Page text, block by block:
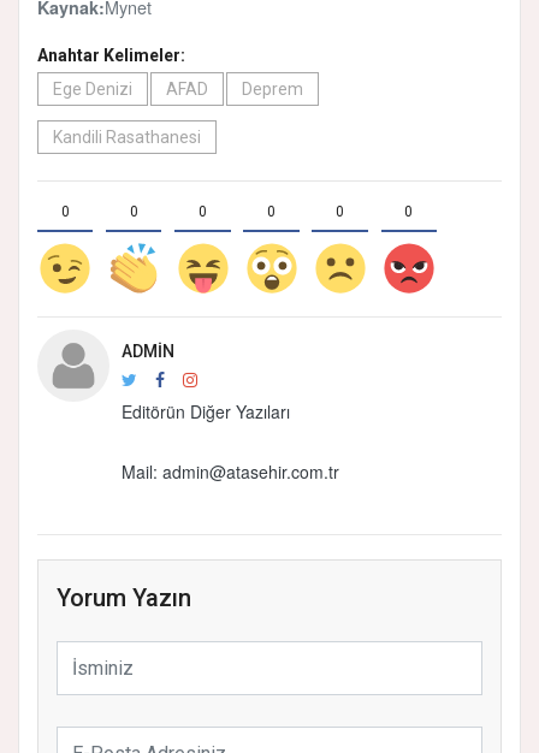
Kaynak:Mynet
Anahtar Kelimeler:
Ege Denizi
AFAD Deprem
Kandili Rasathanesi
0 0 0 0 0 0
ADMIN
Editörün Diğer Yazıları
Mail: admin@atasehir.com.tr
Yorum Yazın